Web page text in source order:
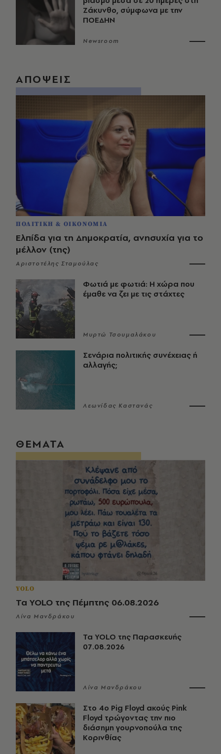
Ζάκυνθο, σύμφωνα με την
ΠΟΕΔΗΝ
Newsroom
ΑΠΟΨΕΙΣ
ΠΟΛΙΤΙΚΗ & ΟΙΚΟΝΟΜΙΑ
Ελπίδα για τη Δημοκρατία, ανησυχία για το
μέλλον (της)
Αριστοτέλης Σταμούλας
Φωτιά με φωτιά: Η χώρα που
έμαθε να ζει με τις στάχτες
Μυρτώ Τσουμαλάκου
Σενάρια πολιτικής συνέχειας ή
αλλαγής;
Λεωνίδας Καστανάς
ΘΕΜΑΤΑ
YOLO
Τα YOLO της Πέμπτης 06.08.2026
Λίνα Μανδράκου
Τα YOLO της Παρασκευής
07.08.2026
Λίνα Μανδράκου
Στο 4ο Pig Floyd ακούς Pink
Floyd τρώγοντας την πιο
διάσημη γουρνοπούλα της
Κορινθίας